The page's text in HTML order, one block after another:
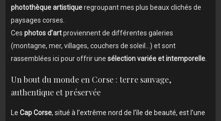
photothèque artistiqueregroupant mes plus beaux clichés de
paysages corses.
Ces photos d’artproviennent de différentes galeries
(montagne, mer, villages, couchers de soleil…) et sont
rassemblées ici pour offrir une sélection variée et intemporelle.
Un bout du monde en Corse : terre sauvage,
authentique et préservée
Le Cap Corse, situé à l’extrême nord de l’île de beauté, est l’une